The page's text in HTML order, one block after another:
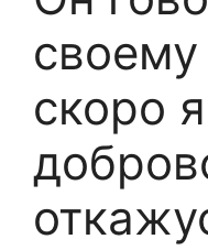
своему
скоро я